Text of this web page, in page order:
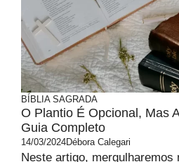
BÍBLIA SAGRADA
O Plantio É Opcional, Mas
Guia Completo
14/03/2024Débora Calegari
Neste artigo, mergulharemos